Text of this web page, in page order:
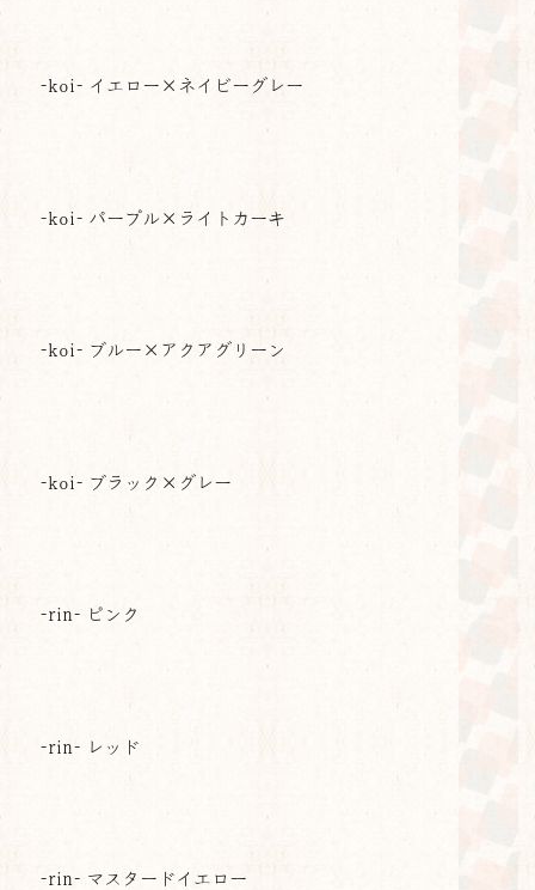
-koi- イエロー×ネイビーグレー
-koi- パープル×ライトカーキ
-koi- ブルー×アクアグリーン
-koi- ブラック×グレー
-rin- ピンク
-rin- レッド
-rin- マスタードイエロー